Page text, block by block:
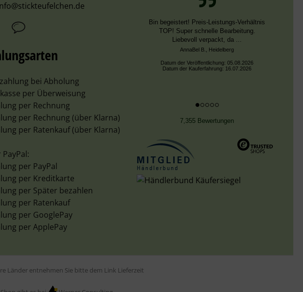
bei Abholung
per Überweisung
per Rechnung
per Rechnung (über Klarna)
per Ratenkauf (über Klarna)
per PayPal
per Kreditkarte
per Später bezahlen
per Ratenkauf
per GooglePay
per ApplePay
Schnelle Bearbeitung, nur leider falsche
Farben, die aber dieselben DMC Nummern
trugen.
Datum der Veröffentlichung: 02.08.2026
Datum der Kauferfahrung: 13.07.2026
7,355 Bewertungen
Länder entnehmen Sie bitte dem Link Lieferzeit